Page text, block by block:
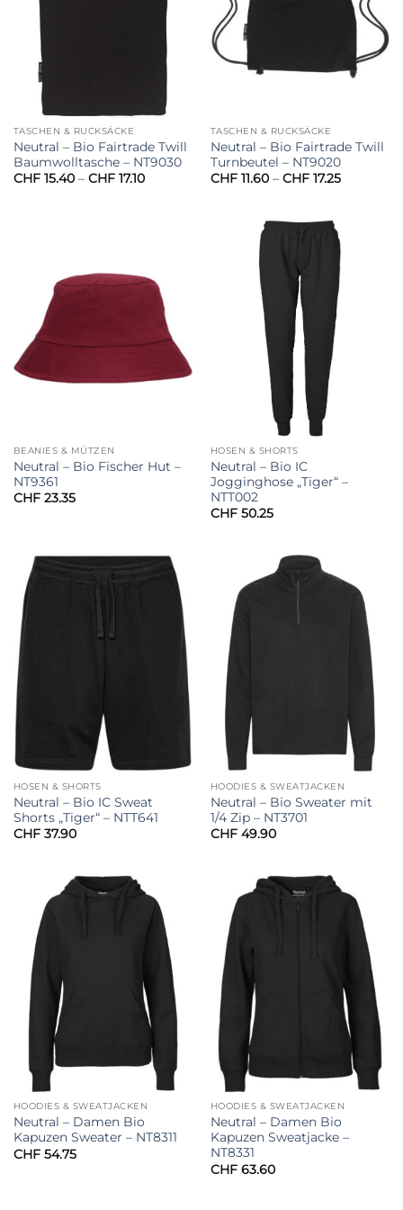
TASCHEN & RUCKSÄCKE
Neutral – Bio Fairtrade Twill
Baumwolltasche – NT9030
CHF15.40 – CHF17.10Preisspanne:
TASCHEN & RUCKSÄCKE
Neutral – Bio Fairtrade Twill
Turnbeutel – NT9020
CHF11.60 – CHF17.25
BEANIES & MÜTZEN
Neutral – Bio Fischer Hut –
NT9361
CHF23.35
HOSEN & SHORTS
Neutral – Bio IC
Jogginghose „Tiger“ –
NTT002
CHF50.25
HOSEN & SHORTS
Neutral – Bio IC Sweat
Shorts „Tiger“ – NTT641
CHF37.90
HOODIES & SWEATJACKEN
Neutral – Bio Sweater mit
1/4 Zip – NT3701
CHF49.90
HOODIES & SWEATJACKEN
Neutral – Damen Bio
Kapuzen Sweater – NT8311
CHF54.75
HOODIES & SWEATJACKEN
Neutral – Damen Bio
Kapuzen Sweatjacke –
NT8331
CHF63.60